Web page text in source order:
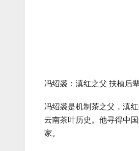
冯绍裘：滇红之父 扶植后
冯绍裘是机制茶之父，滇
云南茶叶历史。他寻得中
家。